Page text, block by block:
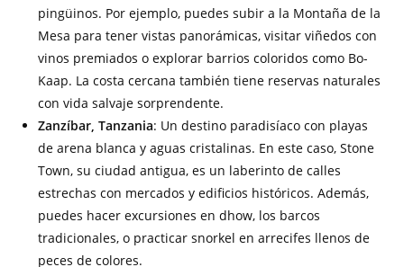
pingüinos. Por ejemplo, puedes subir a la Montaña de la
Mesa para tener vistas panorámicas, visitar viñedos con
vinos premiados o explorar barrios coloridos como Bo-
Kaap. La costa cercana también tiene reservas naturales
con vida salvaje sorprendente.
Zanzíbar, Tanzania: Un destino paradisíaco con playas
de arena blanca y aguas cristalinas. En este caso, Stone
Town, su ciudad antigua, es un laberinto de calles
estrechas con mercados y edificios históricos. Además,
puedes hacer excursiones en dhow, los barcos
tradicionales, o practicar snorkel en arrecifes llenos de
peces de colores.